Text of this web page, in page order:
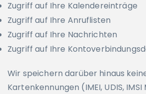
Zugriff auf Ihre Kalendereinträge
Zugriff auf Ihre Anruflisten
Zugriff auf Ihre Nachrichten
Zugriff auf Ihre
Wir speichern darüber hinaus
Kartenkennungen (IMEI, UDIS,